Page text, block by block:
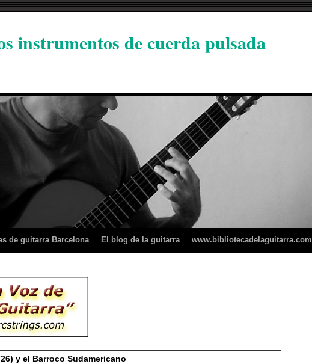
instrumentos de cuerda pulsada
de guitarra Barcelona El blog de la guitarra www.bibliotecadelaguitarra.com
y el Barroco Sudamericano